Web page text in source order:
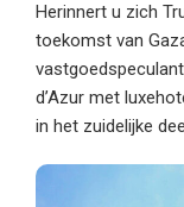
Herinnert u zich
toekomst van
d’Azur met
in het zuidelijke